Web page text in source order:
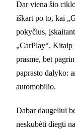
Dar viena šio
iškart po to, kai
pokyčius,
„CarPlay“.
prasme, bet
paprasto dalyko:
automobilio.
Dabar daugeliui
neskubėti diegti